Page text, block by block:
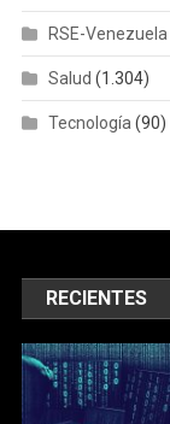
RSE-Venezuela
Salud (1.304)
Tecnología (90)
RECIENTES